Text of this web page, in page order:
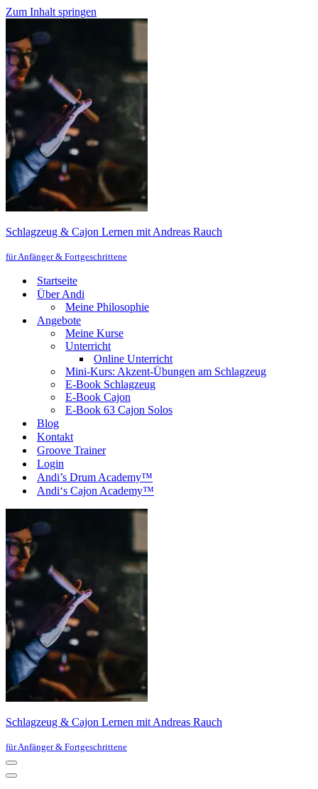
Zum Inhalt springen
Schlagzeug & Cajon Lernen mit Andreas Rauch
für Anfänger & Fortgeschrittene
Startseite
Über Andi
Meine Philosophie
Angebote
Meine Kurse
Unterricht
Online Unterricht
Mini-Kurs: Akzent-Übungen am Schlagzeug
E-Book Schlagzeug
E-Book Cajon
E-Book 63 Cajon Solos
Blog
Kontakt
Groove Trainer
Login
Andi’s Drum Academy™
Andi‘s Cajon Academy™
Schlagzeug & Cajon Lernen mit Andreas Rauch
für Anfänger & Fortgeschrittene
Navigationsmenü
Navigationsmenü